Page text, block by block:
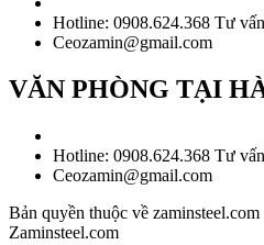
Hotline: 0908.624.368 Tư
Ceozamin@gmail.com
VĂN PHÒNG TẠI
Hotline: 0908.624.368 Tư
Ceozamin@gmail.com
Bản quyền thuộc về
Zaminsteel.com